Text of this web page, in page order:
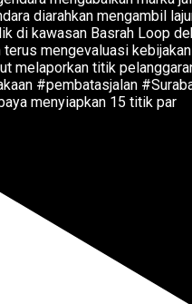
menyiapkan 15 titik par